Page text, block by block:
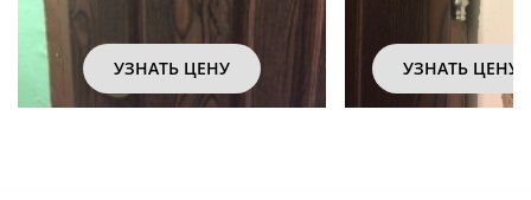
УЗНАТЬ ЦЕНУ УЗНАТЬ ЦЕНУ